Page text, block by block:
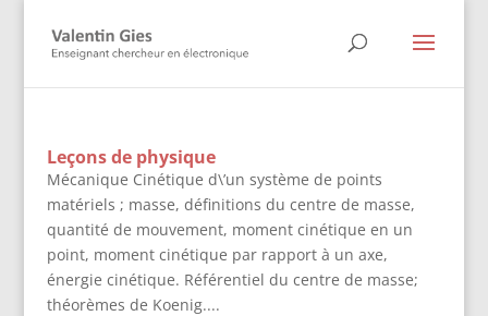
Leçons de physique
Mécanique Cinétique d\’un système de points
matériels ; masse, définitions du centre de masse,
quantité de mouvement, moment cinétique en un
point, moment cinétique par rapport à un axe,
énergie cinétique. Référentiel du centre de masse;
théorèmes de Koenig....